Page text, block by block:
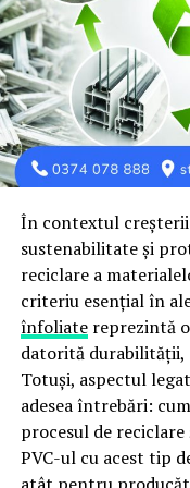
Acestea au fost
siguranța în spațiul
continuitatea
Prin aceste acțiuni,
celorlalte orașe și
măsuri concrete de
asupra sistemului
Facem apel și la
energia electrică și
care nu sunt
ridicată. Fiecare gest
putem contribui la
menținerea
În contextul
sustenabilitate și
reciclare a
criteriu esențial în
înfoliatereprezintă
datorită durabilității,
Totuși, aspectul
adesea întrebări:
procesul de
PVC-ul cu acest tip